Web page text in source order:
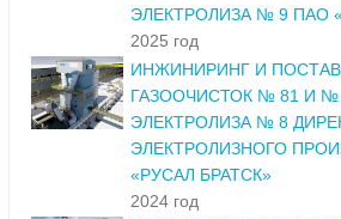
ЭЛЕКТРОЛИЗА № 9 ПАО
2025 год
ИНЖИНИРИНГ И
ГАЗООЧИСТОК № 81 И №
ЭЛЕКТРОЛИЗА № 8
ЭЛЕКТРОЛИЗНОГО
«РУСАЛ БРАТСК»
2024 год